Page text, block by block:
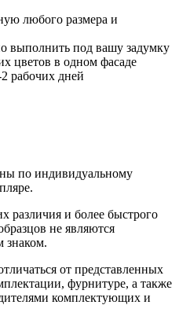
любого размера и
выполнить под вашу задумку
цветов в одном фасаде
рабочих дней
по индивидуальному
различия и более быстрого
не являются
знаком.
от представленных
фурнитуре, а также
комплектующих и